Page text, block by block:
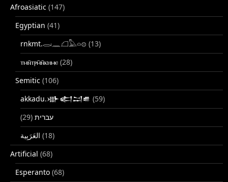
Afroasiatic (147)
Egyptian (41)
rnkmt.𓂋𓏺𓈖𓆎𓅓𓏏𓊖 (13)
ⲧⲙⲛ̄ⲧⲣⲙ̄ⲛ̄ⲕⲏⲙⲉ (28)
Semitic (106)
akkadu.𒀝𒅗𒁺𒌑 (59)
עברית (29)
(18)
Artificial (68)
Esperanto (68)